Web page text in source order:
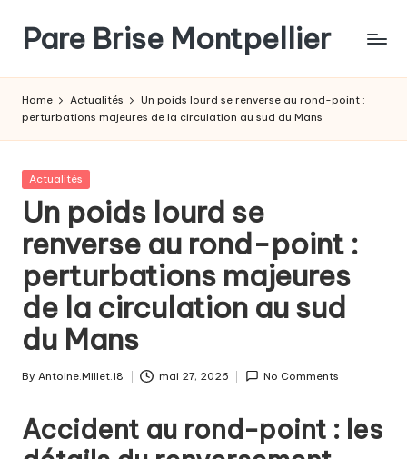
content
Pare Brise Montpellier
Home Actualités
Un poids lourd se renverse au rond-point :
perturbations majeures de la circulation au sud du Mans
Posted
Actualités
Un poids lourd se
renverse au rond-point :
perturbations majeures
de la circulation au sud
du Mans
Posted
By Antoine.Millet.18 mai 27, 2026 No Comments
Accident au rond-point : les